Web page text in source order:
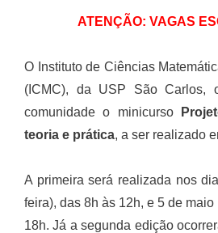
ATENÇÃO: VAGAS
O Instituto de Ciências
(ICMC), da USP São Carlos,
comunidade o minicurso
teoria e prática, a ser realizado
A primeira será realizada nos
feira), das 8h às 12h, e 5 de
18h. Já a segunda edição